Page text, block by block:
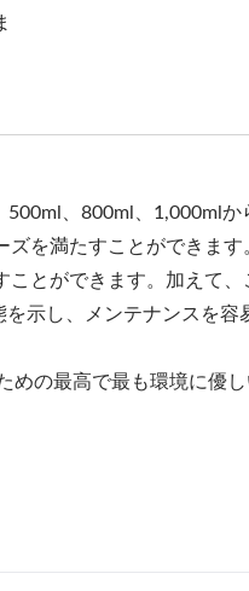
、800ml、1,000ml
を満たすことができま
とができます。加えて
示し、メンテナンスを容
めの最高で最も環境に優